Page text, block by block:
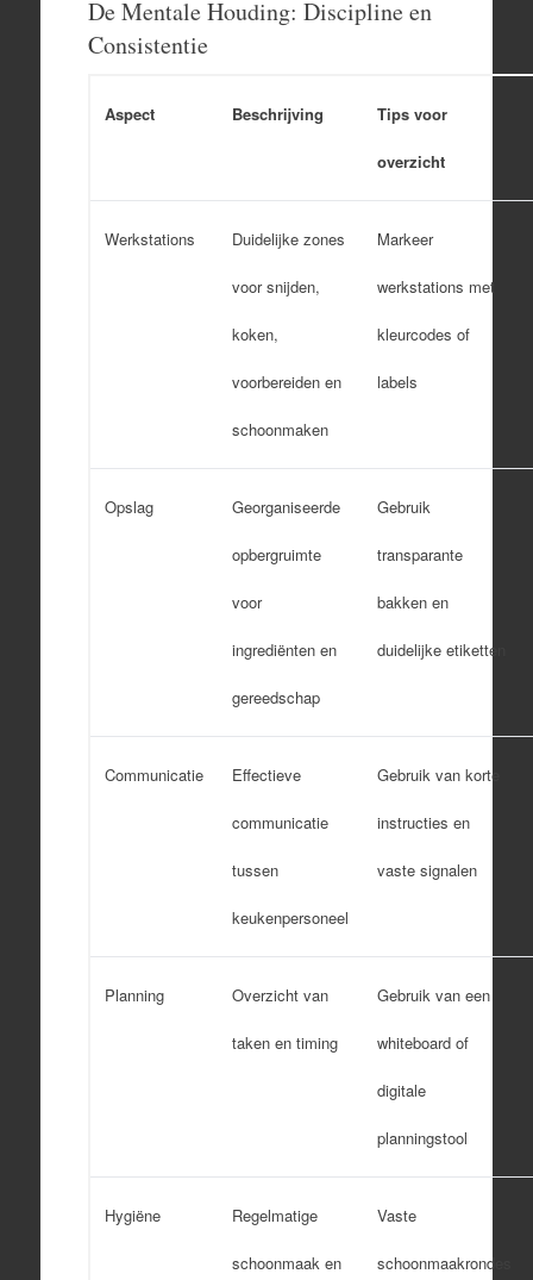
De Mentale Houding: Discipline en
Consistentie
Aspect Beschrijving Tips voor
overzicht
Werkstations Duidelijke zones
voor snijden,
koken,
voorbereiden en
schoonmaken
Markeer
werkstations met
kleurcodes of
labels
Opslag Georganiseerde
opbergruimte
voor
ingrediënten en
gereedschap
Gebruik
transparante
bakken en
duidelijke etiketten
Communicatie Effectieve
communicatie
tussen
keukenpersoneel
Gebruik van korte
instructies en
vaste signalen
Planning Overzicht van
taken en timing
Gebruik van een
whiteboard of
digitale
planningstool
Hygiëne Regelmatige
schoonmaak en
Vaste
schoonmaakrondes